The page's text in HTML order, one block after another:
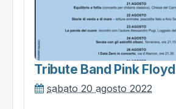
Tribute Band Pink Floyd
sabato 20 agosto 2022